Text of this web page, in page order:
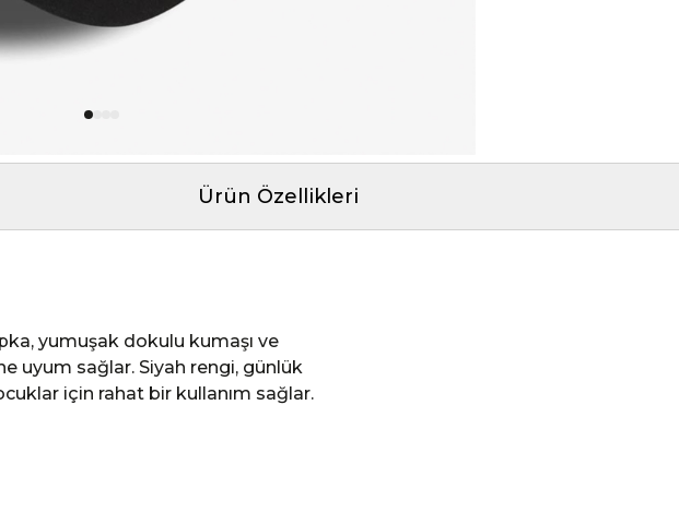
Ürün Özellikleri
yumuşak dokulu kumaşı ve
uyum sağlar. Siyah rengi, günlük
için rahat bir kullanım sağlar.